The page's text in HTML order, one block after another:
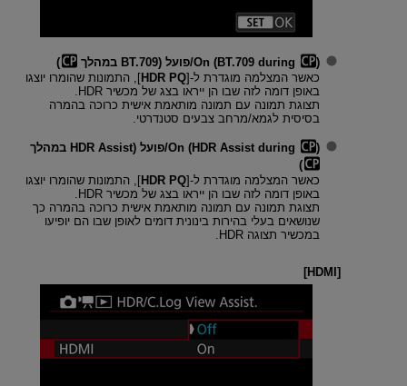
On (BT.709 during )‎/פועל (BT.709 במהלך
)
כאשר המצלמה מוגדרת ל-[HDR PQ], התמונות שהומרו יוצגו
באופן דומה לזה שבו הן ייראו בצג של מכשיר HDR.
תצוגת תמונה עם תמונה מותאמת אישית כרוכה בהמרה
בסיסית לגמא/מרחב צבעים סטנדרטי.
On (HDR Assist during
)‎/פועל (HDR Assist במהלך
)
כאשר המצלמה מוגדרת ל-[HDR PQ], התמונות שהומרו יוצגו
באופן דומה לזה שבו הן ייראו בצג של מכשיר HDR.
תצוגת תמונה עם תמונה מותאמת אישית כרוכה בהמרה כך
שנושאים בעלי בהירות בינונית דומים לאופן שבו הם יופיעו
במכשיר תצוגה HDR.
[
HDMI
]